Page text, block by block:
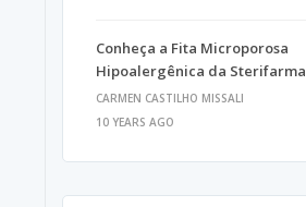
Conheça a Fita Microporosa
Hipoalergênica da Sterifarma
CARMEN CASTILHO MISSALI
10 YEARS AGO